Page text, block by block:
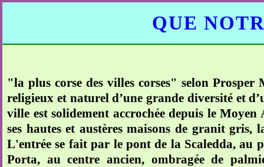
QUE
"la plus corse des villes corses" selon
religieux et naturel d’une grande diversité et
ville est solidement accrochée depuis le
ses hautes et austères maisons de granit
L'entrée se fait par le pont de la Scaledda, au
Porta, au centre ancien, ombragée de